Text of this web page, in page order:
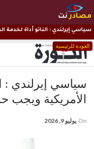
مصادرنت
العودة للرئيسية
سياسي إيرلندي : الناتو أداة لخدمة